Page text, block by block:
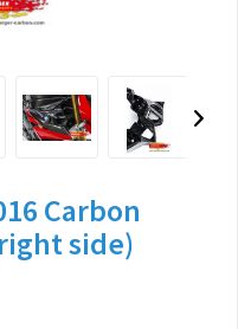
Carbon
side)